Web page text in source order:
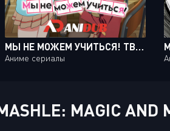
МЫ НЕ МОЖЕМ УЧИТЬСЯ! ТВ-1 / BOKUTACHI WA BENKYOU GA DEKINAI TV-1 [13 ИЗ 13]
Аниме сериалы
MAGIC AND